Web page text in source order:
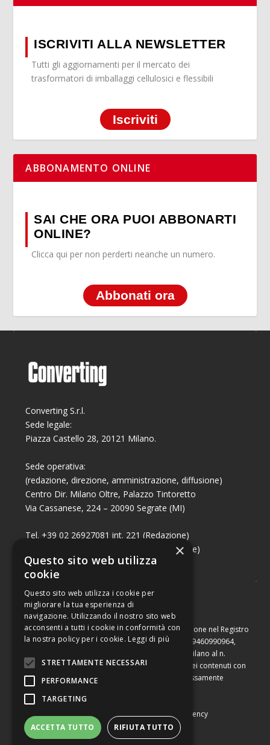
ISCRIVITI ALLA NEWSLETTER
Tutti gli aggiornamenti per il mercato dei
trasformatori di imballaggi cellulosici e flessibili
Iscriviti
ABBONAMENTO ONLINE
SAI CHE ORA PUOI ABBONARTI
ONLINE?
Clicca qui per non perderti neanche un numero.
Abbonati ora
Converting S.r.l.
Sede legale:
Piazza Castello 28, 20121 Milano.
Sede operativa:
(redazione, direzione, amministrazione, diffusione)
Centro Dir. Milano Oltre, Palazzo Tintoretto
Via Cassanese, 224 – 20090 Segrate (MI)
Tel. +39 02 26927081 int. 221 (Redazione)
Tel. +39 02 26927081 int. 224 (Commerciale)
Fax +39 02 26951006
Capitale sociale di Euro 10.000,00 – Numero di iscrizione nel Registro
delle Imprese di Milano, partita Iva e codice fiscale 09460990964,
iscritta al Repertorio Economico Amministrativo di Milano al n.
2091710. È vietata la riproduzione, anche parziale, dei contenuti con
qualsiasi mezzo, compresa la stampa, se non espressamente
autorizzata.
Copyright © Converting srl | Privacy Policy|Web Agency
×
Questo sito web utilizza
cookie
Questo sito web utilizza i cookie per
migliorare la tua esperienza di
navigazione. Utilizzando il nostro sito web
acconsenti a tutti i cookie in conformità con
la nostra policy per i cookie. Leggi di più
STRETTAMENTE NECESSARI
PERFORMANCE
TARGETING
ACCETTA TUTTO RIFIUTA TUTTO